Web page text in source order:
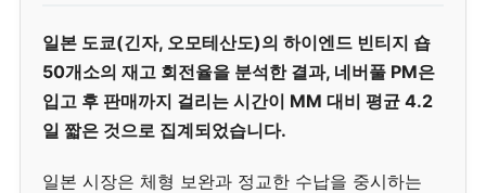
일본 도쿄(긴자, 오모테산도)의 하이엔드 빈티지 숍
50개소의 재고 회전율을 분석한 결과, 네버풀 PM은
입고 후 판매까지 걸리는 시간이 MM 대비 평균 4.2
일 짧은 것으로 집계되었습니다.
일본 시장은 체형 보완과 정교한 수납을 중시하는